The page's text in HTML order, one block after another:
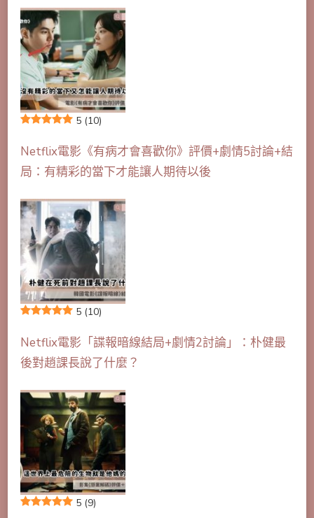
5 (10)
Netflix電影《有病才會喜歡你》評價+劇情5討論+結
局：有精彩的當下才能讓人期待以後
5 (10)
Netflix電影「諜報暗線結局+劇情2討論」：朴健最
後對趙課長說了什麼？
5 (9)